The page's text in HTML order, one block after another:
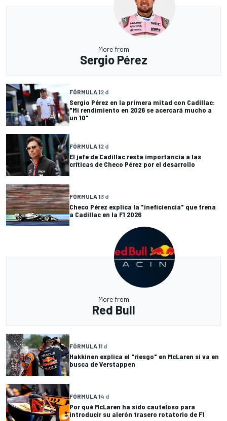
More from
Sergio Pérez
FÓRMULA 12 d
Sergio Pérez en la primera mitad con Cadillac:
"Mi rendimiento en 2026 se acercará mucho a
un 10"
FÓRMULA 12 d
El jefe de Cadillac resta importancia a las
críticas de Checo Pérez por el desarrollo
FÓRMULA 13 d
Checo Pérez explica la "ineficiencia" que frena
a Cadillac en la F1 2026
More from
Red Bull
FÓRMULA 11 d
Hakkinen explica el "riesgo" en McLaren si va en
busca de Verstappen
FÓRMULA 14 d
Por qué McLaren ha sido cauteloso para
introducir su alerón trasero rotatorio de F1